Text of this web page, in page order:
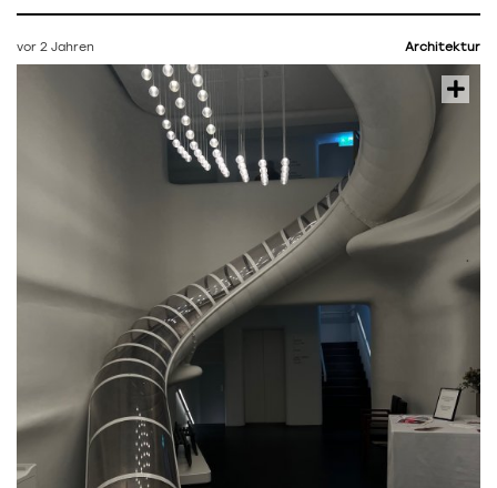
vor 2 Jahren Architektur